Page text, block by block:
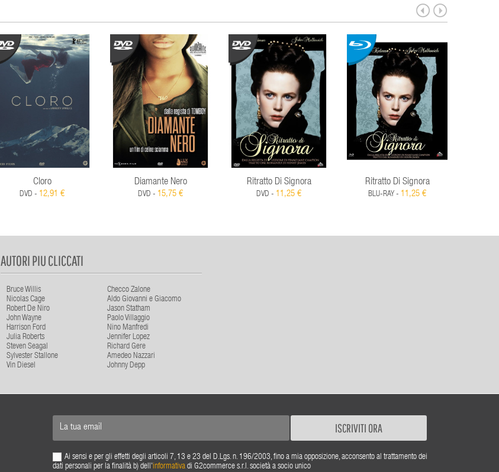
Cloro
DVD - 12,91 €
Diamante Nero
DVD - 15,75 €
Ritratto Di Signora
DVD - 11,25 €
Ritratto Di Signora
BLU-RAY - 11,25 €
AUTORI PIU CLICCATI
Bruce Willis
Checco Zalone
Nicolas Cage
Aldo Giovanni e Giacomo
Robert De Niro
Jason Statham
John Wayne
Paolo Villaggio
Harrison Ford
Nino Manfredi
Julia Roberts
Jennifer Lopez
Steven Seagal
Richard Gere
Sylvester Stallone
Amedeo Nazzari
Vin Diesel
Johnny Depp
ISCRIVITI ORA
Ai sensi e per gli effetti degli articoli 7, 13 e 23 del D.Lgs. n. 196/2003, fino a mia opposizione, acconsento al trattamento dei
dati personali per la finalità b) dell'informativadi G2commerce s.r.l. società a socio unico